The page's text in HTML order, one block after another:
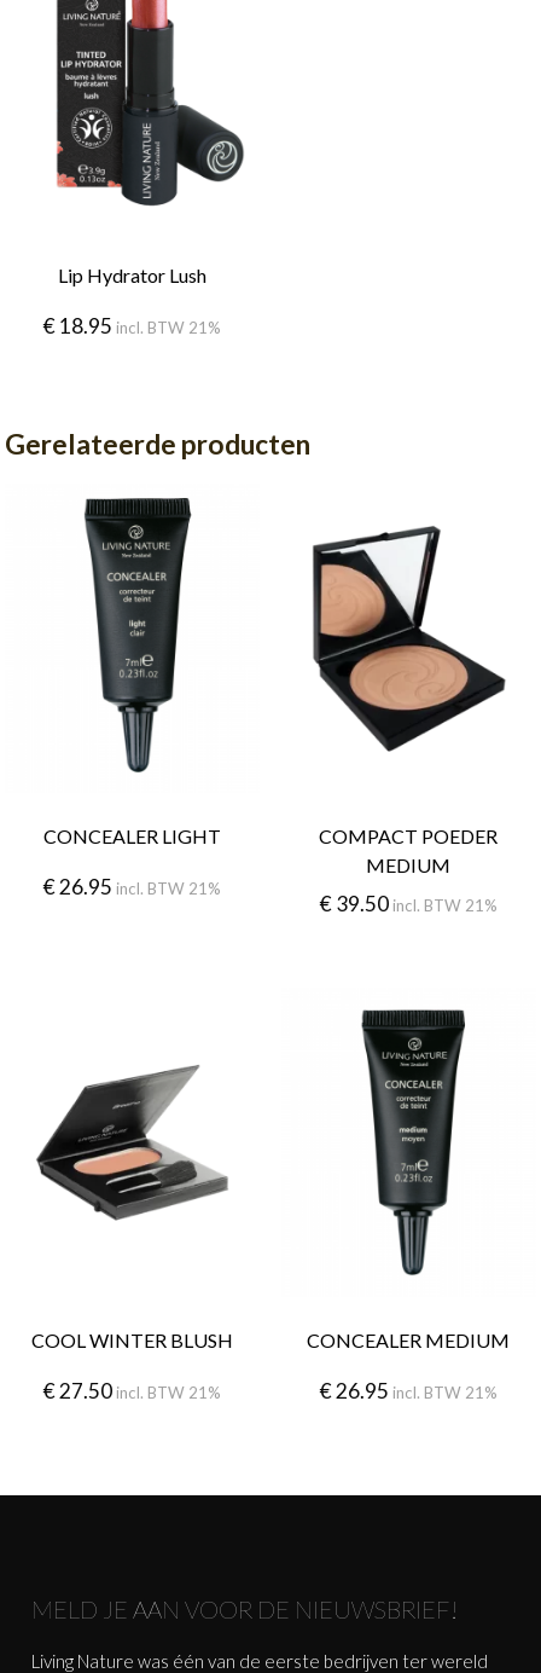
Lip Hydrator Lush
€18.95 incl. BTW 21%
Gerelateerde producten
CONCEALER LIGHT
€26.95 incl. BTW 21%
COMPACT POEDER
MEDIUM
€39.50 incl. BTW 21%
COOL WINTER BLUSH
€27.50 incl. BTW 21%
CONCEALER MEDIUM
€26.95 incl. BTW 21%
MELD JE AAN VOOR DE NIEUWSBRIEF!
Living Nature was één van de eerste bedrijven ter wereld